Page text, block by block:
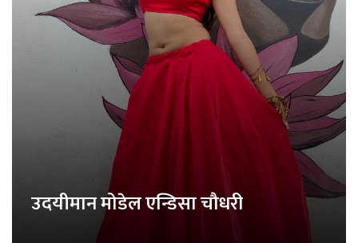
उदयीमान मोडेल एन्डिसा चौधरी